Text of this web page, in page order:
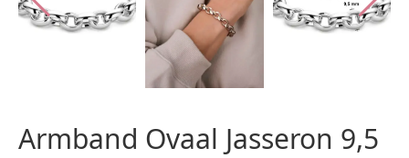
Armband Ovaal Jasseron 9,5